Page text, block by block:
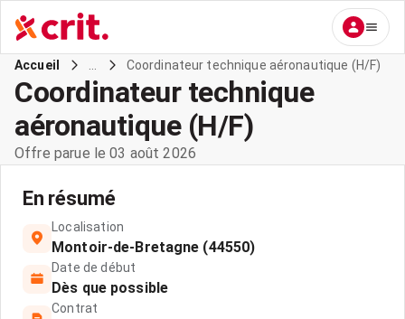
Accueil Coordinateur technique aéronautique (H/F)
Coordinateur technique
aéronautique (H/F)
Offre parue le 03 août 2026
En résumé
Localisation
Montoir-de-Bretagne (44550)
Date de début
Dès que possible
Contrat